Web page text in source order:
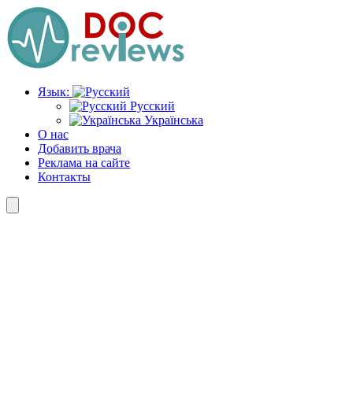
Перейти
к
содержимому
Язык:
Русский
Українська
О нас
Добавить врача
Реклама на сайте
Контакты